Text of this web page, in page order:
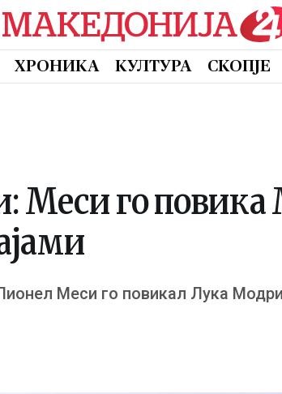
ХРОНИКА КУЛТУРА СКОПЈЕ
го повика
Меси го повикал Лука